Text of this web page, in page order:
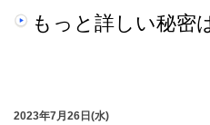
もっと詳しい秘密
2023年7月26日(水)